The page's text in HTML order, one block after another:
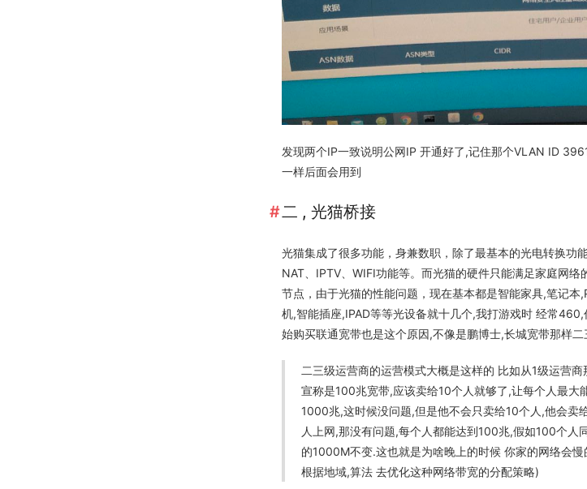
发现两个IP一致说明公网IP 开通好了,记住那个VLAN ID
一样后面会用到
二 , 光猫桥接
光猫集成了很多功能，身兼数职，除了最基本的光电转换功
NAT、IPTV、WIFI功能等。而光猫的硬件只能满足家庭网
节点，由于光猫的性能问题，现在基本都是智能家具,笔记
机,智能插座,IPAD等等光设备就十几个,我打游戏时 经常
始购买联通宽带也是这个原因,不像是鹏博士,长城宽带那样
二三级运营商的运营模式大概是这样的 比如从1级运营
宣称是100兆宽带,应该卖给10个人就够了,让每个人最大
1000兆,这时候没问题,但是他不会只卖给10个人,他会卖
人上网,那没有问题,每个人都能达到100兆,假如100个人
的1000M不变.这也就是为啥晚上的时候 你家的网络会
根据地域,算法 去优化这种网络带宽的分配策略)